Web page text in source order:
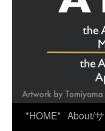
*HOME* About/